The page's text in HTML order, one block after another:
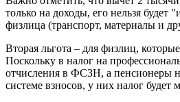
только на доходы, его нельзя будет
физлица (транспорт, материалы и
Вторая льгота – для физлиц,
Поскольку в налог на
отчисления в ФСЗН, а пенсионеры
системе взносов, у них налог будет